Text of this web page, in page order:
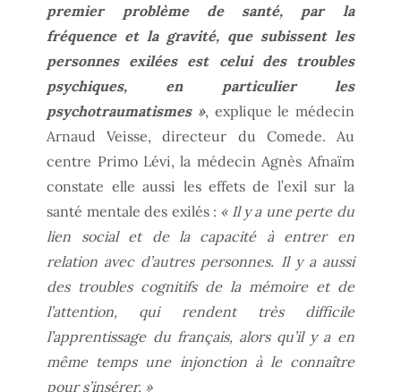
premier problème de santé, par la
fréquence et la gravité, que subissent les
personnes exilées est celui des troubles
psychiques, en particulier les
psychotraumatismes », explique le médecin
Arnaud Veisse, directeur du Comede. Au
centre Primo Lévi, la médecin Agnès Afnaïm
constate elle aussi les effets de l’exil sur la
santé mentale des exilés : « Il y a une perte du
lien social et de la capacité à entrer en
relation avec d’autres personnes. Il y a aussi
des troubles cognitifs de la mémoire et de
l’attention, qui rendent très difficile
l’apprentissage du français, alors qu’il y a en
même temps une injonction à le connaître
pour s’insérer. »